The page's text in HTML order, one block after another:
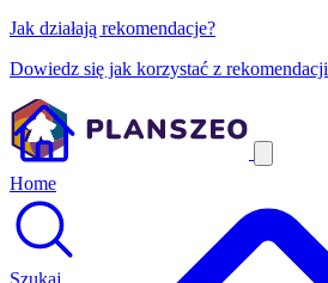
Jak działają rekomendacje?
Dowiedz się jak korzystać z rekomendacji
Home
Szukaj